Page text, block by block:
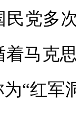
党多
马克
“红军